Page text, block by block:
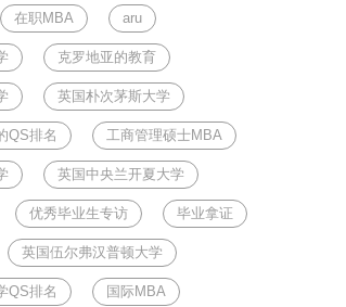
在职MBA aru
克罗地亚的教育
英国朴次茅斯大学
QS排名 工商管理硕士MBA
英国中央兰开夏大学
优秀毕业生专访 毕业拿证
英国伍尔弗汉普顿大学
QS排名 国际MBA